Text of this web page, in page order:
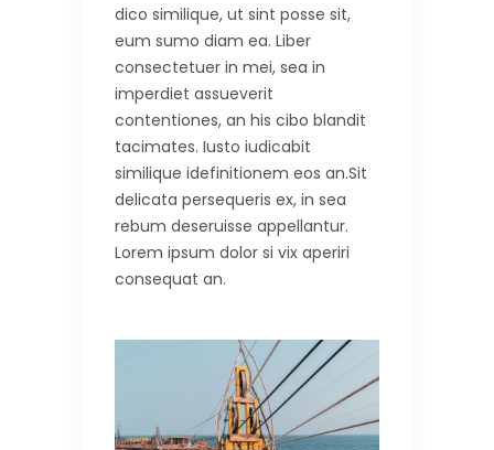
dico similique, ut sint posse sit,
eum sumo diam ea. Liber
consectetuer in mei, sea in
imperdiet assueverit
contentiones, an his cibo blandit
tacimates. Iusto iudicabit
similique idefinitionem eos an.Sit
delicata persequeris ex, in sea
rebum deseruisse appellantur.
Lorem ipsum dolor si vix aperiri
consequat an.